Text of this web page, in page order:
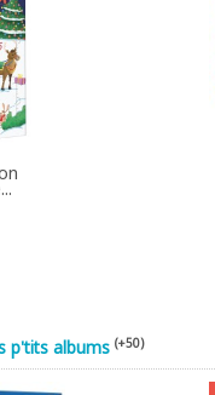
p'tits albums (+50)